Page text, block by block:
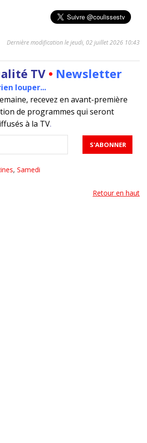
Dernière modification le jeudi, 02 juillet 2026 10:43
TV • Newsletter
louper...
recevez en avant-première
de programmes qui seront
à la TV.
, Samedi
Retour en haut